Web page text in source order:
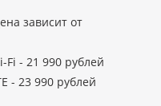
зависит от
Fi - 21 990 рублей
- 23 990 рублей